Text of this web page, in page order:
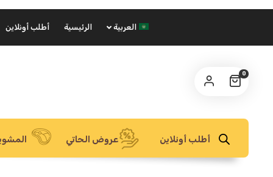
العربية الرئيسية أطلب أونلاين
0
أطلب أونلاين عروض الحاتي